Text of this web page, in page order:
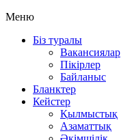
Меню
Біз туралы
Вакансиялар
Пікірлер
Байланыс
Бланктер
Кейстер
Қылмыстық
Азаматтық